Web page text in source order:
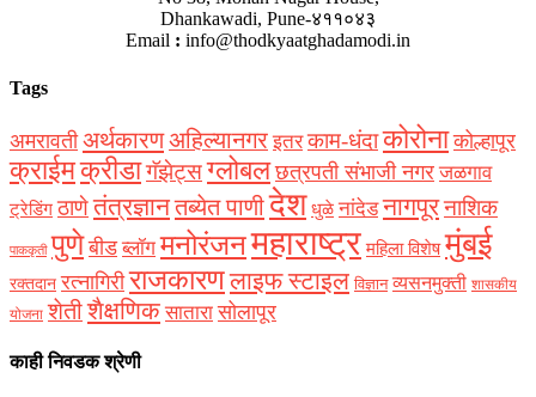
Dhankawadi, Pune-४११०४३
Email : info@thodkyaatghadamodi.in
Tags
अमरावती अर्थकारणअहिल्यानगर इतर काम-धंदाकोरोना कोल्हापूर
क्राईमक्रीडागॅझेट्सग्लोबल छत्रपती संभाजी नगर जळगाव
ट्रेडिंग ठाणेतंत्रज्ञानतब्येत पाणीदेश धुळे नांदेड नागपूरनाशिक
पाककृती पुणे बीड ब्लॉग मनोरंजनमहाराष्ट्र महिला विशेष मुंबई
रक्‍तदान रत्नागिरी राजकारणलाइफ स्टाइल विज्ञान व्यसनमुक्ती शासकीय
योजना शेतीशैक्षणिक सातारा सोलापूर
काही निवडक श्रेणी